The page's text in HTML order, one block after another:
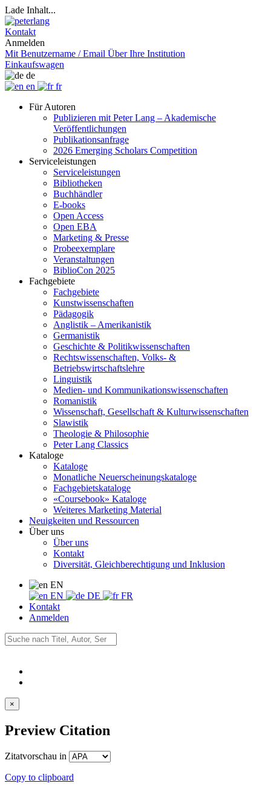
Lade Inhalt...
Kontakt
Anmelden
Mit Benutzername / Email Über Ihre Institution
Einkaufswagen
de
en
fr
Für Autoren
Publizieren mit Peter Lang – Akademische
Veröffentlichungen
Publikationsanfrage
2026 Emerging Scholars Competition
Serviceleistungen
Serviceleistungen
Bibliotheken
Buchhändler
E-books
Open Access
Open EBA
Marketing & Presse
Probeexemplare
Veranstaltungen
BiblioCon 2025
Fachgebiete
Fachgebiete
Kunstwissenschaften
Pädagogik
Anglistik – Amerikanistik
Germanistik
Geschichte & Politikwissenschaften
Rechtswissenschaften, Volks- &
Betriebswirtschaftslehre
Linguistik
Medien- und Kommunikationswissenschaften
Romanistik
Wissenschaft, Gesellschaft & Kulturwissenschaften
Slawistik
Theologie & Philosophie
Peter Lang Classics
Kataloge
Kataloge
Monatliche Neuerscheinungskataloge
Fachgebietskataloge
«Coursebook» Kataloge
Weiteres Marketing Material
Neuigkeiten und Ressourcen
Über uns
Über uns
Kontakt
Diversität, Gleichberechtigung und Inklusion
EN
EN
DE
FR
Kontakt
Anmelden
×
Preview Citation
Zitatvorschau in
Copy to clipboard